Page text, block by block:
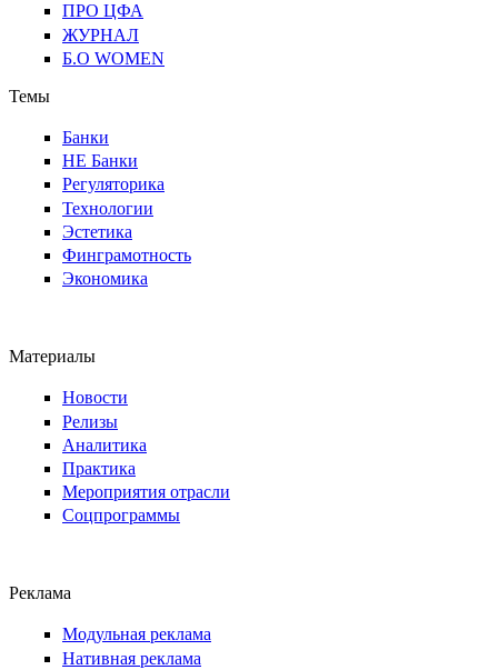
ПРО ЦФА
ЖУРНАЛ
Б.О WOMEN
Темы
Банки
НЕ Банки
Регуляторика
Технологии
Эстетика
Финграмотность
Экономика
Материалы
Новости
Релизы
Аналитика
Практика
Мероприятия отрасли
Соцпрограммы
Реклама
Модульная реклама
Нативная реклама